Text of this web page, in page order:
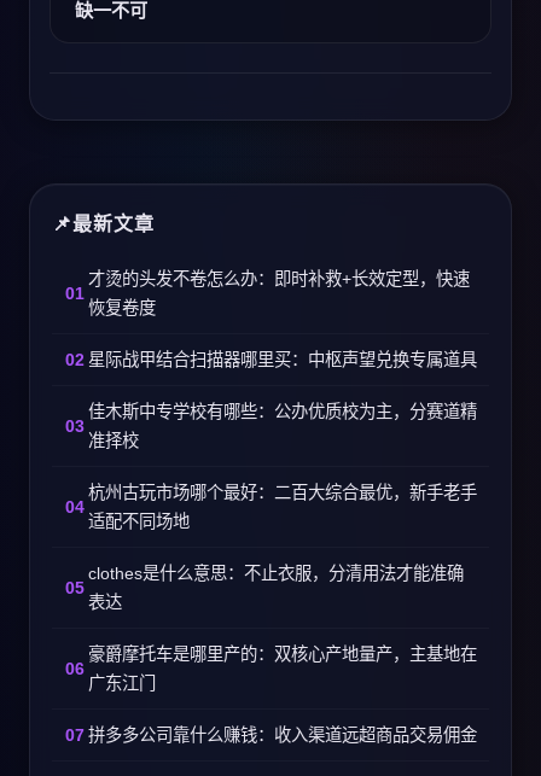
缺一不可
最新文章
才烫的头发不卷怎么办：即时补救+长效定型，快速
恢复卷度
星际战甲结合扫描器哪里买：中枢声望兑换专属道具
佳木斯中专学校有哪些：公办优质校为主，分赛道精
准择校
杭州古玩市场哪个最好：二百大综合最优，新手老手
适配不同场地
clothes是什么意思：不止衣服，分清用法才能准确
表达
豪爵摩托车是哪里产的：双核心产地量产，主基地在
广东江门
拼多多公司靠什么赚钱：收入渠道远超商品交易佣金